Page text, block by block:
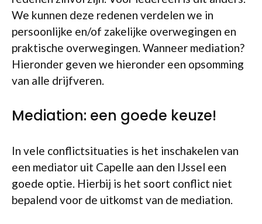
We kunnen deze redenen verdelen we in
persoonlijke en/of zakelijke overwegingen en
praktische overwegingen. Wanneer mediation?
Hieronder geven we hieronder een opsomming
van alle drijfveren.
Mediation: een goede keuze!
In vele conflictsituaties is het inschakelen van
een mediator uit Capelle aan den IJssel een
goede optie. Hierbij is het soort conflict niet
bepalend voor de uitkomst van de mediation.